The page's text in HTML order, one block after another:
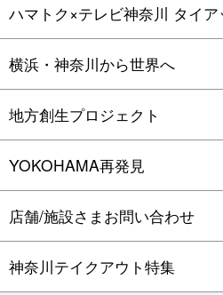
ハマトク×テレビ神奈川 タイ
横浜・神奈川から世界へ
地方創生プロジェクト
YOKOHAMA再発見
店舗/施設さまお問い合わせ
神奈川テイクアウト特集